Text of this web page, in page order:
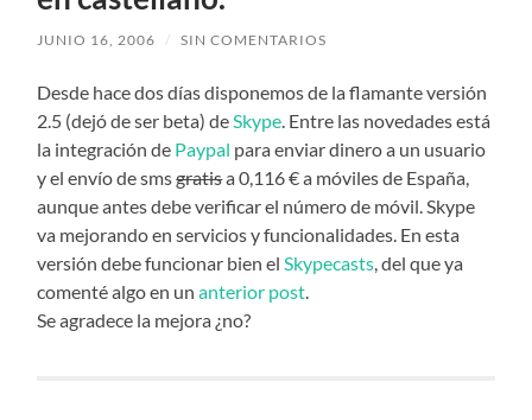
JUNIO 16, 2006 / SIN COMENTARIOS
Desde hace dos días disponemos de la flamante versión
2.5 (dejó de ser beta) deSkype. Entre las novedades está
la integración de Paypal para enviar dinero a un usuario
y el envío de smsgratisa 0,116 € a móviles de España,
aunque antes debe verificar el número de móvil. Skype
va mejorando en servicios y funcionalidades. En esta
versión debe funcionar bien elSkypecasts, del que ya
comenté algo en unanterior post.
Se agradece la mejora ¿no?